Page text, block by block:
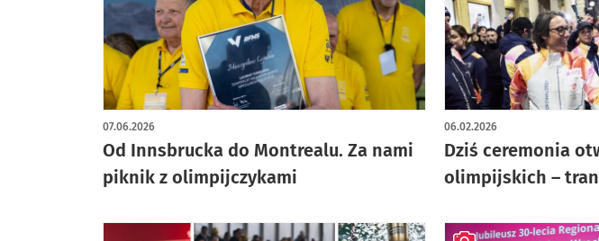
Od Innsbrucka do Montrealu. Za nami
piknik z olimpijczykami
07.06.2026
artykuł z galerią zdjęć
Dziś ceremonia
olimpijskich –
06.02.2026